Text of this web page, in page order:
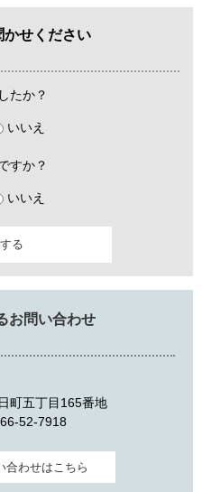
かせください
たか？
いいえ
すか？
いいえ
お問い合わせ
町五丁目165番地
52-7918
合わせはこちら